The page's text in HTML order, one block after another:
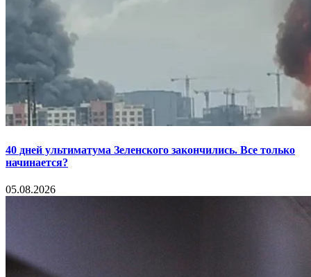
40 дней ультиматума Зеленского закончились. Все только
начинается?
05.08.2026